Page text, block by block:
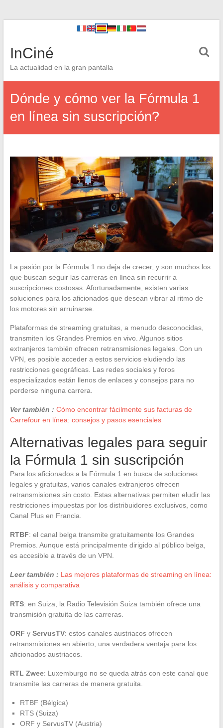
InCiné
La actualidad en la gran pantalla
Dónde y cómo ver la Fórmula 1
en línea sin suscripción?
La pasión por la Fórmula 1 no deja de crecer, y son muchos los
que buscan seguir las carreras en línea sin recurrir a
suscripciones costosas. Afortunadamente, existen varias
soluciones para los aficionados que desean vibrar al ritmo de
los motores sin arruinarse.
Plataformas de streaming gratuitas, a menudo desconocidas,
transmiten los Grandes Premios en vivo. Algunos sitios
extranjeros también ofrecen retransmisiones legales. Con un
VPN, es posible acceder a estos servicios eludiendo las
restricciones geográficas. Las redes sociales y foros
especializados están llenos de enlaces y consejos para no
perderse ninguna carrera.
Ver también : Cómo encontrar fácilmente sus facturas de
Carrefour en línea: consejos y pasos esenciales
Alternativas legales para seguir
la Fórmula 1 sin suscripción
Para los aficionados a la Fórmula 1 en busca de soluciones
legales y gratuitas, varios canales extranjeros ofrecen
retransmisiones sin costo. Estas alternativas permiten eludir las
restricciones impuestas por los distribuidores exclusivos, como
Canal Plus en Francia.
RTBF: el canal belga transmite gratuitamente los Grandes
Premios. Aunque está principalmente dirigido al público belga,
es accesible a través de un VPN.
Leer también : Las mejores plataformas de streaming en línea:
análisis y comparativa
RTS: en Suiza, la Radio Televisión Suiza también ofrece una
transmisión gratuita de las carreras.
ORF y ServusTV: estos canales austriacos ofrecen
retransmisiones en abierto, una verdadera ventaja para los
aficionados austriacos.
RTL Zwee: Luxemburgo no se queda atrás con este canal que
transmite las carreras de manera gratuita.
RTBF (Bélgica)
RTS (Suiza)
ORF y ServusTV (Austria)